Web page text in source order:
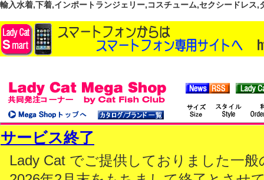
輸入水着,下着,インポートランジェリー,コスチューム,セクシードレス
サービス終了
Lady Cat でご提供しておりました一